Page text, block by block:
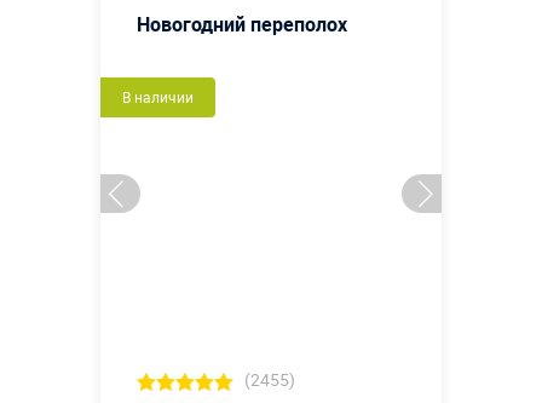
Новогодний переполох
В наличии
(2455)